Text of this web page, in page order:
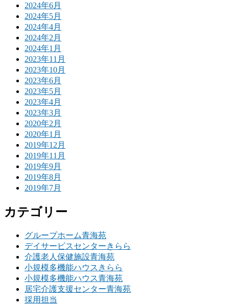
2024年6月
2024年5月
2024年4月
2024年2月
2024年1月
2023年11月
2023年10月
2023年6月
2023年5月
2023年4月
2023年3月
2020年2月
2020年1月
2019年12月
2019年11月
2019年9月
2019年8月
2019年7月
カテゴリー
グループホーム青海苑
デイサービスセンターきらら
介護老人保健施設青海苑
小規模多機能ハウスきらら
小規模多機能ハウス青海苑
居宅介護支援センター青海苑
採用担当